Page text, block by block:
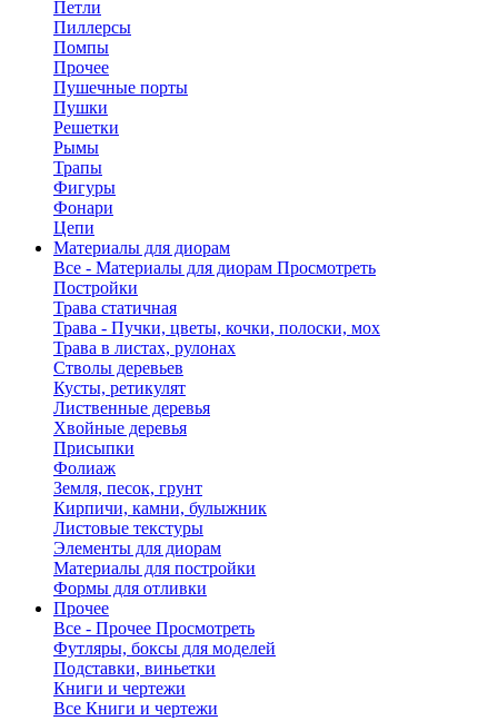
Петли
Пиллерсы
Помпы
Прочее
Пушечные порты
Пушки
Решетки
Рымы
Трапы
Фигуры
Фонари
Цепи
Материалы для диорам
Все - Материалы для диорам Просмотреть
Постройки
Трава статичная
Трава - Пучки, цветы, кочки, полоски, мох
Трава в листах, рулонах
Стволы деревьев
Кусты, ретикулят
Лиственные деревья
Хвойные деревья
Присыпки
Фолиаж
Земля, песок, грунт
Кирпичи, камни, булыжник
Листовые текстуры
Элементы для диорам
Материалы для постройки
Формы для отливки
Прочее
Все - Прочее Просмотреть
Футляры, боксы для моделей
Подставки, виньетки
Книги и чертежи
Все Книги и чертежи